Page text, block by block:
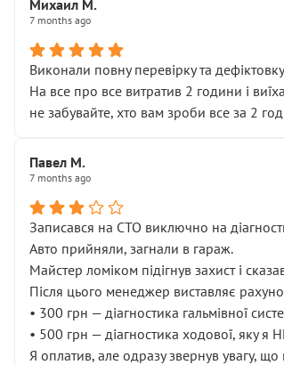
Михаил М.
7 months ago
Виконали повну перевірку та
На все про все витратив 2 години і
не забувайте, хто вам зроби все за 2
Павел М.
7 months ago
Записався на СТО виключно на
Авто прийняли, загнали в гараж.
Майстер ломіком підігнув захист і
Після цього менеджер виставляє
• 300 грн — діагностика гальмівної
• 500 грн — діагностика ходової, яку я
Я оплатив, але одразу звернув увагу,